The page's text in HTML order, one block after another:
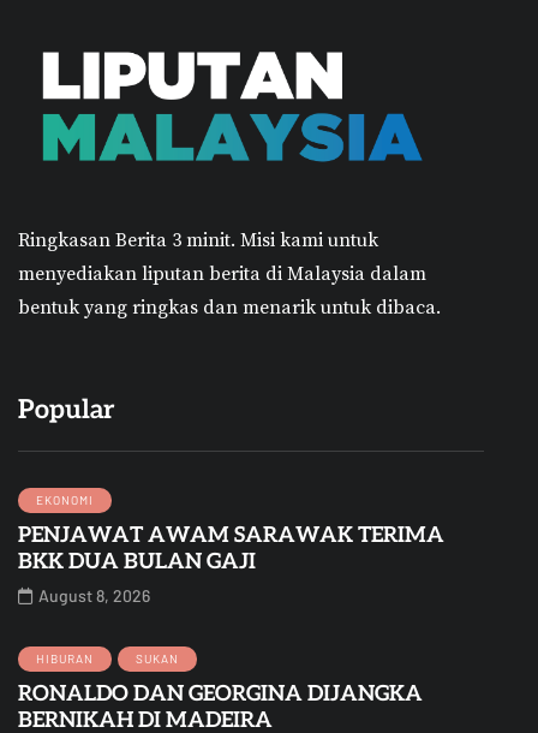
Ringkasan Berita 3 minit. Misi kami untuk
menyediakan liputan berita di Malaysia dalam
bentuk yang ringkas dan menarik untuk dibaca.
Popular
EKONOMI
PENJAWAT AWAM SARAWAK TERIMA
BKK DUA BULAN GAJI
August 8, 2026
HIBURAN SUKAN
RONALDO DAN GEORGINA DIJANGKA
BERNIKAH DI MADEIRA